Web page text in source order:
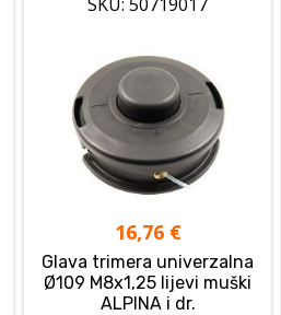
16,76 €
Glava trimera univerzalna
Ø109 M8x1,25 lijevi muški
ALPINA i dr.